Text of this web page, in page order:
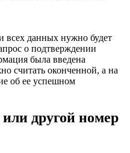
всех данных нужно будет
о подтверждении
была введена
считать оконченной, а на
об ее успешном
другой номер